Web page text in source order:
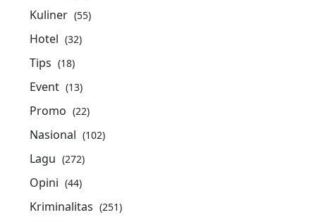
Kuliner (55)
Hotel (32)
Tips (18)
Event (13)
Promo (22)
Nasional (102)
Lagu (272)
Opini (44)
Kriminalitas (251)